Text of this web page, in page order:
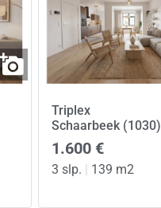
Triplex
Schaarbeek (1030)
1.600 €
3 slp. | 139 m2